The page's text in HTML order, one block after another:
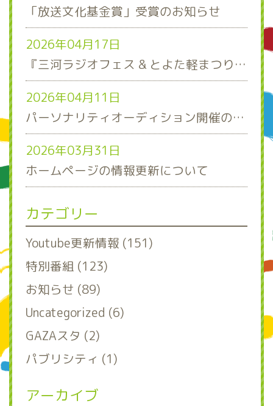
「放送文化基金賞」受賞のお知らせ
2026年04月17日
『三河ラジオフェス & とよた軽まつり』ステージスケジュール発表！
2026年04月11日
パーソナリティオーディション開催のお知らせ
2026年03月31日
ホームページの情報更新について
カテゴリー
Youtube更新情報 (151)
特別番組 (123)
お知らせ (89)
Uncategorized (6)
GAZAスタ (2)
パブリシティ (1)
アーカイブ